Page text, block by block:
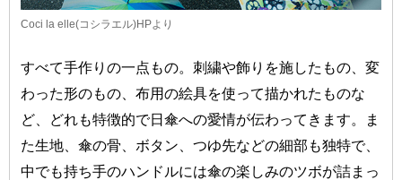
Coci la elle(コシラエル)HPより
すべて手作りの一点もの。刺繍や飾りを施したもの、変
わった形のもの、布用の絵具を使って描かれたものな
ど、どれも特徴的で日傘への愛情が伝わってきます。ま
た生地、傘の骨、ボタン、つゆ先などの細部も独特で、
中でも持ち手のハンドルには傘の楽しみのツボが詰まっ